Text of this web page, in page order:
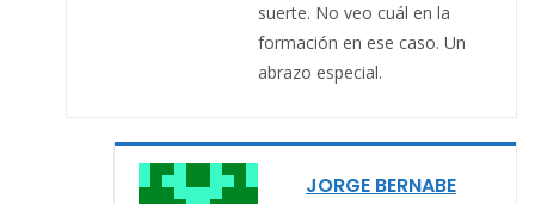
suerte. No veo cuál en la
formación en ese caso. Un
abrazo especial.
JORGE BERNABE